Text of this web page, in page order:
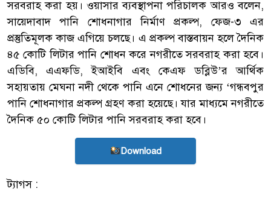
সরবরাহ করা হয়। ওয়াসার ব্যবস্থাপনা পরিচালক আরও বলেন,
সায়েদাবাদ পানি শোধনাগার নির্মাণ প্রকল্প, ফেজ-৩ এর
প্রস্তুতিমূলক কাজ এগিয়ে চলছে। এ প্রকল্প বাস্তবায়ন হলে দৈনিক
৪৫ কোটি লিটার পানি শোধন করে নগরীতে সরবরাহ করা হবে।
এডিবি, এএফডি, ইআইবি এবং কেএফ ডব্লিউ’র আর্থিক
সহায়তায় মেঘনা নদী থেকে পানি এনে শোধনের জন্য ‘গন্ধবপুর
পানি শোধনাগার প্রকল্প গ্রহণ করা হয়েছে। যার মাধ্যমে নগরীতে
দৈনিক ৫০ কোটি লিটার পানি সরবরাহ করা হবে।
Download
ট্যাগস :